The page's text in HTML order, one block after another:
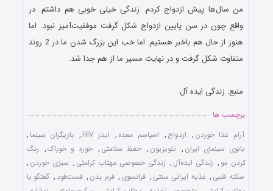
من سال‌ها پیش ازدواج کردم. زندگی خیلی خوبی هم داشتم. در
واقع چون در سن پایین ازدواج شکل گرفت موفقیت‌آمیز نبود. اما
هنوز از حال هم باخبر هستیم. اما خب این بزرگ شدن ما در 2 روند
متفاوت شکل گرفت و در نهایت مسیر ما از هم جدا شد.
منبع: زندگی ایده آل
برچسب ها
آرام غذا خوردن , ازدواج , اسپاسم معده , ایدز HIV , بازیگران سینما ,
بانوی سینمای ایران , تلویزیون , حفظ سلامتی , خورد و خوراک, رنگ
کردن مو , زندگی ایده‌آل , زندگی خصوصی مهتاب کرامتی , سبزی خوردن ,
سکته قلبی , غذیه ایرانی سنتی , فرانسوی , فرم بدن , فست‌فود , گفتگو با